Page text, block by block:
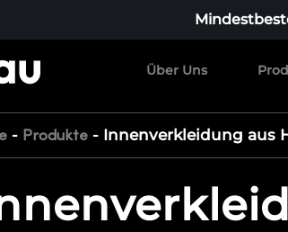
Über Uns
- Produkte - Innenverkleidung aus